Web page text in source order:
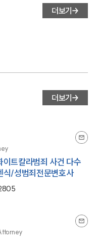
더보기
더보기
이트칼라범죄 사건 다수
식/성범죄전문변호사